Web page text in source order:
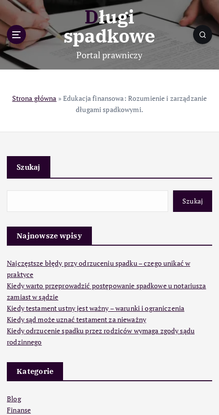
p
o
c
Długi
spadkowe
Portal prawniczy
Strona główna »Edukacja finansowa: Rozumienie i zarządzanie
długami spadkowymi.
Szukaj
Szukaj
Najnowsze wpisy
Najczęstsze błędy przy odrzuceniu spadku – czego unikać w
praktyce
Kiedy warto przeprowadzić postępowanie spadkowe u notariusza
zamiast w sądzie
Kiedy testament ustny jest ważny – warunki i ograniczenia
Kiedy sąd może uznać testament za nieważny
Kiedy odrzucenie spadku przez rodziców wymaga zgody sądu
rodzinnego
Kategorie
Blog
Finanse